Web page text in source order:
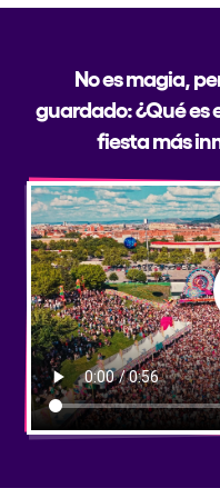
No es magia,
guardado: ¿Qué es
fiesta más